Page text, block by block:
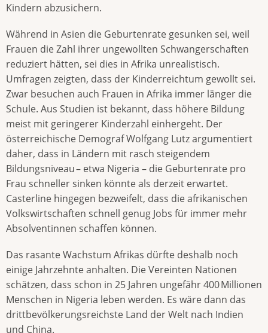
Kindern abzusichern.
Während in Asien die Geburtenrate gesunken sei, weil
Frauen die Zahl ihrer ungewollten Schwangerschaften
reduziert hätten, sei dies in Afrika unrealistisch.
Umfragen zeigten, dass der Kinderreichtum gewollt sei.
Zwar besuchen auch Frauen in Afrika immer länger die
Schule. Aus Studien ist bekannt, dass höhere Bildung
meist mit geringerer Kinderzahl einhergeht. Der
österreichische Demograf Wolfgang Lutz argumentiert
daher, dass in Ländern mit rasch steigendem
Bildungsniveau – etwa Nigeria – die Geburtenrate pro
Frau schneller sinken könnte als derzeit erwartet.
Casterline hingegen bezweifelt, dass die afrikanischen
Volkswirtschaften schnell genug Jobs für immer mehr
Absolventinnen schaffen können.
Das rasante Wachstum Afrikas dürfte deshalb noch
einige Jahrzehnte anhalten. Die Vereinten Nationen
schätzen, dass schon in 25 Jahren ungefähr 400 Millionen
Menschen in Nigeria leben werden. Es wäre dann das
drittbevölkerungsreichste Land der Welt nach Indien
und China.